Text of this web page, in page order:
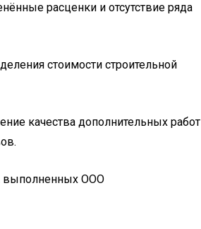
расценки и отсутствие ряда
стоимости строительной
качества дополнительных работ
выполненных ООО